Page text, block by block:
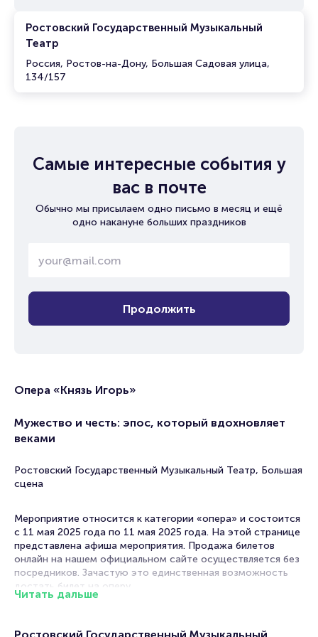
Ростовский Государственный Музыкальный
Театр
Россия, Ростов-на-Дону, Большая Садовая улица,
134/157
Самые интересные события у
вас в почте
Обычно мы присылаем одно письмо в месяц и ещё
одно накануне больших праздников
Продолжить
Опера «Князь Игорь»
Мужество и честь: эпос, который вдохновляет
веками
Ростовский Государственный Музыкальный Театр, Большая
сцена
Мероприятие относится к категории «опера» и состоится
с 11 мая 2025 года по 11 мая 2025 года. На этой странице
представлена афиша мероприятия. Продажа билетов
онлайн на нашем официальном сайте осуществляется без
посредников. Зачастую это единственная возможность
достать билет на оперу.
Читать дальше